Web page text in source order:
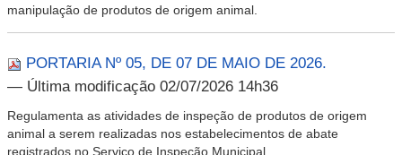
manipulação de produtos de origem animal.
PORTARIA Nº 05, DE 07 DE MAIO DE 2026.
— Última modificação 02/07/2026 14h36
Regulamenta as atividades de inspeção de produtos de origem
animal a serem realizadas nos estabelecimentos de abate
registrados no Serviço de Inspeção Municipal.